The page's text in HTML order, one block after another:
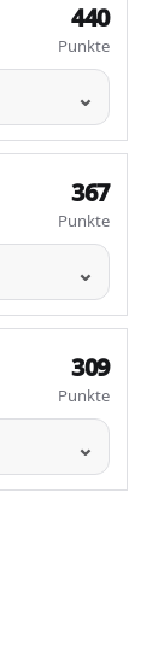
440
Punkte
367
Punkte
309
Punkte